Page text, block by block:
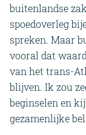
buitenlandse
spoedoverleg
spreken. Maar
vooral dat
van het trans-
blijven. Ik zou
beginselen en
gezamenlijke